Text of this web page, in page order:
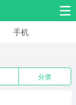
安卓应用
手机
分类